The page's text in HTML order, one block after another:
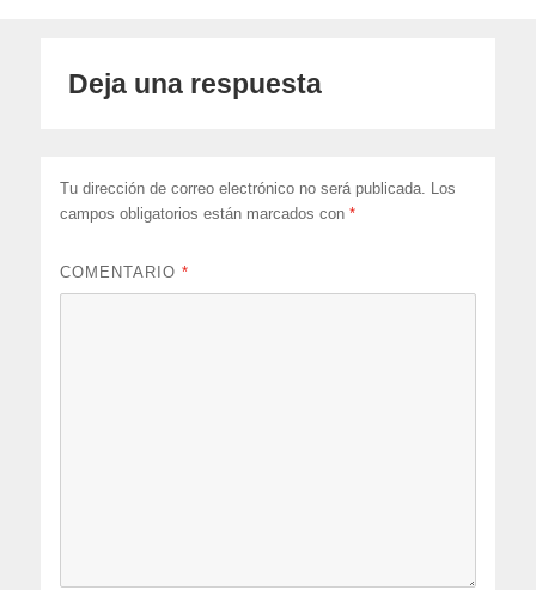
Deja una respuesta
Tu dirección de correo electrónico no será publicada. Los
campos obligatorios están marcados con*
COMENTARIO*